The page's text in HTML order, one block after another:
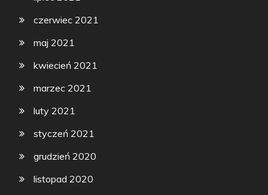
czerwiec 2021
maj 2021
kwiecień 2021
marzec 2021
luty 2021
styczeń 2021
grudzień 2020
listopad 2020